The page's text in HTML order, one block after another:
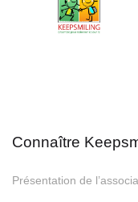
Connaître
Présentation de